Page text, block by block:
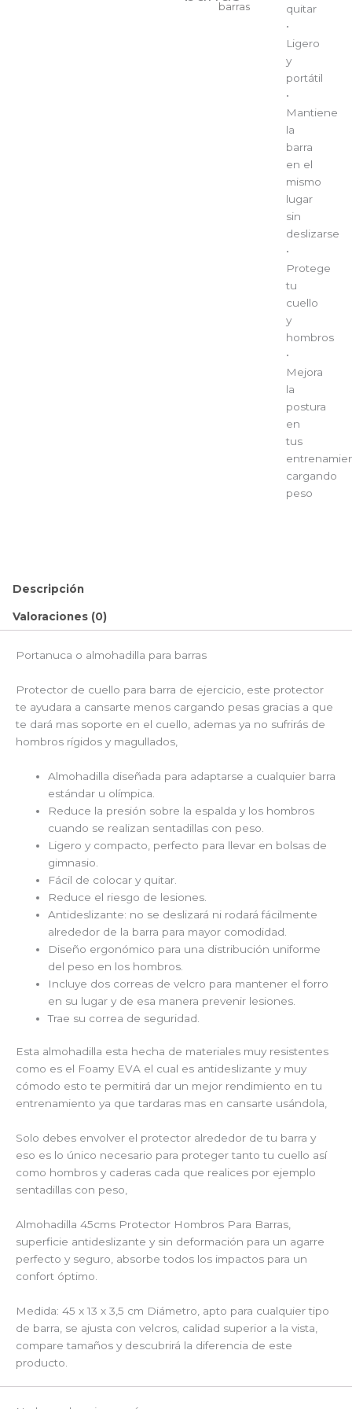
barras
quitar
•
Ligero
y
portátil
•
Mantiene
la
barra
en el
mismo
lugar
sin
deslizarse
•
Protege
tu
cuello
y
hombros
•
Mejora
la
postura
en
tus
cargando
peso
Descripción
Valoraciones (0)
Portanuca o almohadilla para barras
Protector de cuello para barra de ejercicio, este protector
te ayudara a cansarte menos cargando pesas gracias a que
te dará mas soporte en el cuello, ademas ya no sufrirás de
hombros rígidos y magullados,
Almohadilla diseñada para adaptarse a cualquier barra
estándar u olímpica.
Reduce la presión sobre la espalda y los hombros
cuando se realizan sentadillas con peso.
Ligero y compacto, perfecto para llevar en bolsas de
gimnasio.
Fácil de colocar y quitar.
Reduce el riesgo de lesiones.
Antideslizante: no se deslizará ni rodará fácilmente
alrededor de la barra para mayor comodidad.
Diseño ergonómico para una distribución uniforme
del peso en los hombros.
Incluye dos correas de velcro para mantener el forro
en su lugar y de esa manera prevenir lesiones.
Trae su correa de seguridad.
Esta almohadilla esta hecha de materiales muy resistentes
como es el Foamy EVA el cual es antideslizante y muy
cómodo esto te permitirá dar un mejor rendimiento en tu
entrenamiento ya que tardaras mas en cansarte usándola,
Solo debes envolver el protector alrededor de tu barra y
eso es lo único necesario para proteger tanto tu cuello así
como hombros y caderas cada que realices por ejemplo
sentadillas con peso,
Almohadilla 45cms Protector Hombros Para Barras,
superficie antideslizante y sin deformación para un agarre
perfecto y seguro, absorbe todos los impactos para un
confort óptimo.
Medida: 45 x 13 x 3,5 cm Diámetro, apto para cualquier tipo
de barra, se ajusta con velcros, calidad superior a la vista,
compare tamaños y descubrirá la diferencia de este
producto.